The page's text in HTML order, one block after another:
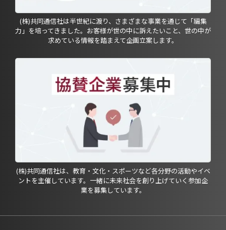
(株)共同通信社は半世紀に渡り、さまざまな事業を通じて「編集
力」を培ってきました。お客様が世の中に訴えたいこと、世の中が
求めている情報を踏まえて企画立案します。
(株)共同通信社は、教育・文化・スポーツなど各分野の活動やイベ
ントを主催しています。一緒に未来社会を創り上げていく参加企
業を募集しています。